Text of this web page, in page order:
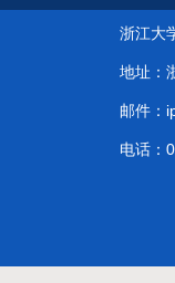
浙江大
地址：
邮件：
电话：